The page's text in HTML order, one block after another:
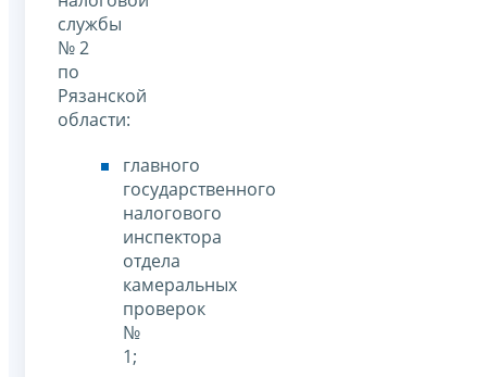
службы
№ 2
по
Рязанской
области:
главного
государственного
налогового
инспектора
отдела
камеральных
проверок
№
1;